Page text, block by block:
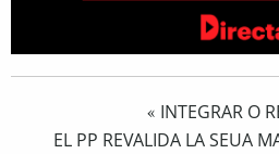
« INTEGRAR O
EL PP REVALIDA LA SEUA